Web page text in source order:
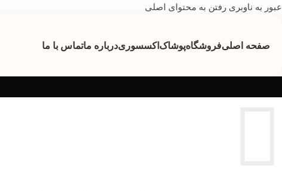
عبور به ناوبری رفتن به محتوای اصلی
صفحه اصلیفروشگاهپوشاک اکسسوریدرباره ماتماس با ما